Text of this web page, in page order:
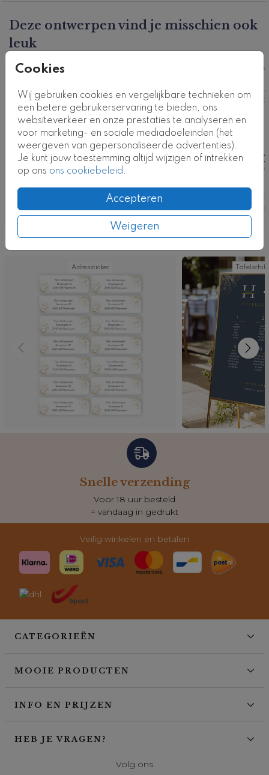
Cookies
Wij gebruiken cookies en vergelijkbare technieken om
een betere gebruikerservaring te bieden, ons
websiteverkeer en onze prestaties te analyseren en
voor marketing- en sociale mediadoeleinden (het
weergeven van gepersonaliseerde advertenties).
Je kunt jouw toestemming altijd wijzigen of intrekken
op ons ons cookiebeleid.
Accepteren
Weigeren
Deze ontwerpen vind je misschien ook
leuk
Nog meer in deze stijl
Adressticker
Snelle verzending
Voor 18 uur besteld
= vandaag in gedrukt
Veilig winkelen en betalen
CATEGORIEËN
MOOIE PRODUCTEN
INFO EN PRIJZEN
HEB JE VRAGEN?
Volg ons